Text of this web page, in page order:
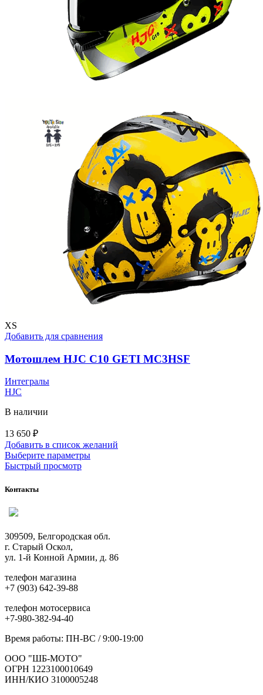
XS
Добавить для сравнения
Мотошлем HJC C10 GETI MC3HSF
Интегралы
HJC
В наличии
13 650 ₽
Добавить в список желаний
Выберите параметрыЭтот
на
товара.
Быстрый просмотр
Контакты
309509, Белгородская обл.
г. Старый Оскол,
ул. 1-й Конной Армии, д. 86
телефон магазина
+7 (903) 642-39-88
телефон мотосервиса
+7-980-382-94-40
Время работы: ПН-ВС / 9:00-19:00
ООО "ШБ-МОТО"
ОГРН 1223100010649
ИНН/КИО 3100005248